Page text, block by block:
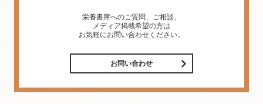
栄養書庫へのご質問、ご相談、
メディア掲載希望の方は
お気軽にお問い合わせください。
お問い合わせ